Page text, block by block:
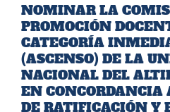
NOMINAR LA
PROMOCIÓN
CATEGORÍA
(ASCENSO) DE LA
NACIONAL DEL
EN
DE RATIFICACIÓN Y